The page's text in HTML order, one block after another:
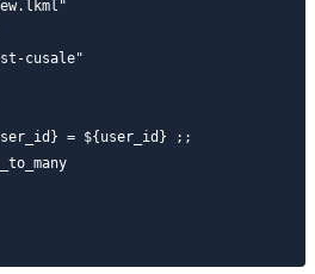
cusale"
= ${user_id} ;;